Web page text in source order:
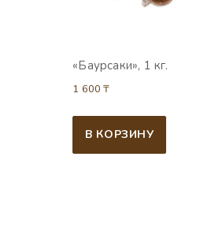
«Баурсаки», 1 кг.
1 600₸
В КОРЗИНУ